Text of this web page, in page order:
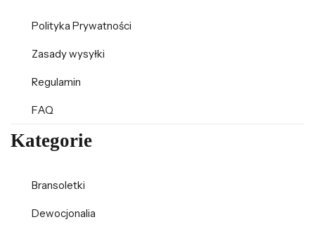
Polityka Prywatności
Zasady wysyłki
Regulamin
FAQ
Kategorie
Bransoletki
Dewocjonalia